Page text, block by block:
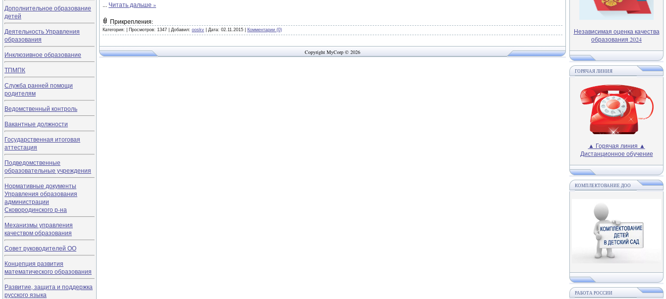
Дополнительное образование
детей
Деятельность Управления
образования
Инклюзивное образование
ТПМПК
Служба ранней помощи
родителям
Ведомственный контроль
Вакантные должности
Государственная итоговая
аттестация
Подведомственные
образовательные учреждения
Нормативные документы
Управления образования
администрации
Сковородинского р-на
Механизмы управления
качеством образования
Совет руководителей ОО
Концепция развития
математического образования
Развитие, защита и поддержка
русского языка
... Читать дальше »
Прикрепления:
Категория: Просмотров: 1347 | Добавил: ooskv Дата: 02.11.2015 Комментарии (0)
Copyright MyCorp © 2026
Независимая оценка качества
образования 2024
ГОРЯЧАЯ ЛИНИЯ
▲ Горячая линия ▲
Дистанционное обучение
КОМПЛЕКТОВАНИЕ ДОО
РАБОТА РОССИИ